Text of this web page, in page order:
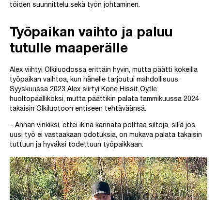
töiden suunnittelu sekä työn johtaminen.
Työpaikan vaihto ja paluu
tutulle maaperälle
Alex viihtyi Olkiluodossa erittäin hyvin, mutta päätti kokeilla
työpaikan vaihtoa, kun hänelle tarjoutui mahdollisuus.
Syyskuussa 2023 Alex siirtyi Kone Hissit Oy:lle
huoltopäälliköksi, mutta päättikin palata tammikuussa 2024
takaisin Olkiluotoon entiseen tehtäväänsä.
– Annan vinkiksi, ettei ikinä kannata polttaa siltoja, sillä jos
uusi työ ei vastaakaan odotuksia, on mukava palata takaisin
tuttuun ja hyväksi todettuun työpaikkaan.